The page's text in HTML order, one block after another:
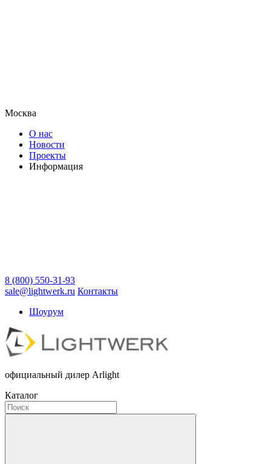
Москва
О нас
Новости
Проекты
Информация
8 (800) 550-31-93
sale@lightwerk.ru Контакты
Шоурум
официальный дилер Arlight
Каталог